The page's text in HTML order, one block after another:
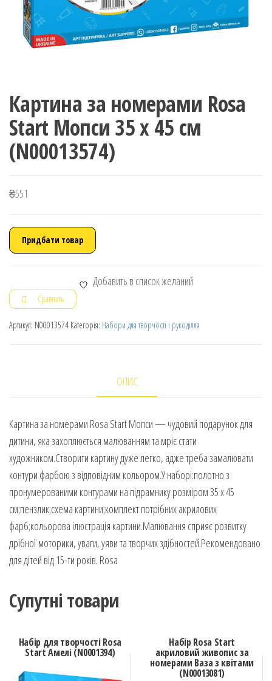
Картина за номерами Rosa
Start Мопси 35 x 45 см
(N00013574)
₴551
Придбати товар
Добавить в список желаний
Сравнить
Артикул: N00013574 Категорія: Набори для творчості і рукоділля
ОПИС
Картина за номерами Rosa Start Мопси — чудовий подарунок для
дитини, яка захоплюється малюванням та мріє стати
художником.Створити картину дуже легко, адже треба замалювати
контури фарбою з відповідним кольором.У наборі:полотно з
пронумерованими контурами на підрамнику розміром 35 х 45
см;пензлик;схема картини;комплект потрібних акрилових
фарб;кольорова ілюстрація картини.Малювання сприяє розвитку
дрібної моторики, уваги, уяви та творчих здібностей.Рекомендовано
для дітей від 15-ти років. Rosa
Супутні товари
Набір для творчості Rosa
Start Амелі (N0001394)
Набір Rosa Start
акриловий живопис за
номерами Ваза з квітами
(N00013081)